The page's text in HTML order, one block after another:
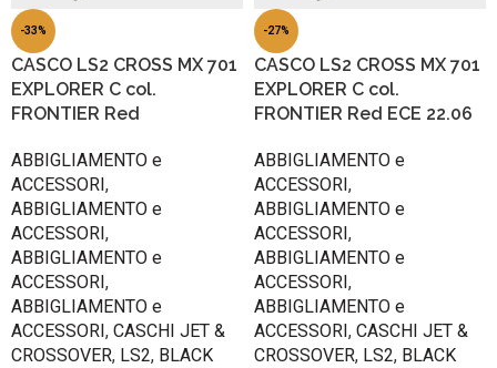
-33%
CASCO LS2 CROSS MX 701
EXPLORER C col.
FRONTIER Red
ABBIGLIAMENTO e
ACCESSORI,
ABBIGLIAMENTO e
ACCESSORI,
ABBIGLIAMENTO e
ACCESSORI,
ABBIGLIAMENTO e
ACCESSORI, CASCHI JET &
CROSSOVER, LS2, BLACK
-27%
CASCO LS2 CROSS MX 701
EXPLORER C col.
FRONTIER Red ECE 22.06
ABBIGLIAMENTO e
ACCESSORI,
ABBIGLIAMENTO e
ACCESSORI,
ABBIGLIAMENTO e
ACCESSORI,
ABBIGLIAMENTO e
ACCESSORI, CASCHI JET &
CROSSOVER, LS2, BLACK